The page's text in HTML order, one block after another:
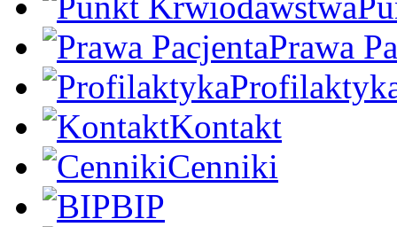
Prawa
Kontakt
Cenniki
BIP